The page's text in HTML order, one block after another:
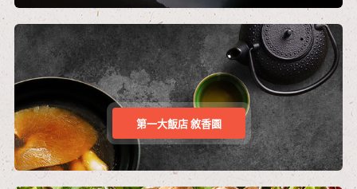
第一大飯店 敘香園